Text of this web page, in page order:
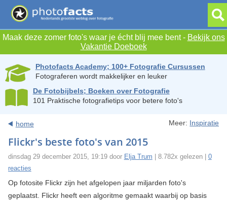
Maak deze zomer foto's waar je écht blij mee bent - Bekijk ons
Vakantie Doeboek
Photofacts Academy; 100+ Fotografie Cursussen
Fotograferen wordt makkelijker en leuker
De Fotobijbels; Boeken over Fotografie
101 Praktische fotografietips voor betere foto's
home Meer: Inspiratie
Flickr's beste foto's van 2015
dinsdag 29 december 2015, 19:19 door Elja Trum | 8.782x gelezen | 0
reacties
Op fotosite Flickr zijn het afgelopen jaar miljarden foto's
geplaatst. Flickr heeft een algoritme gemaakt waarbij op basis